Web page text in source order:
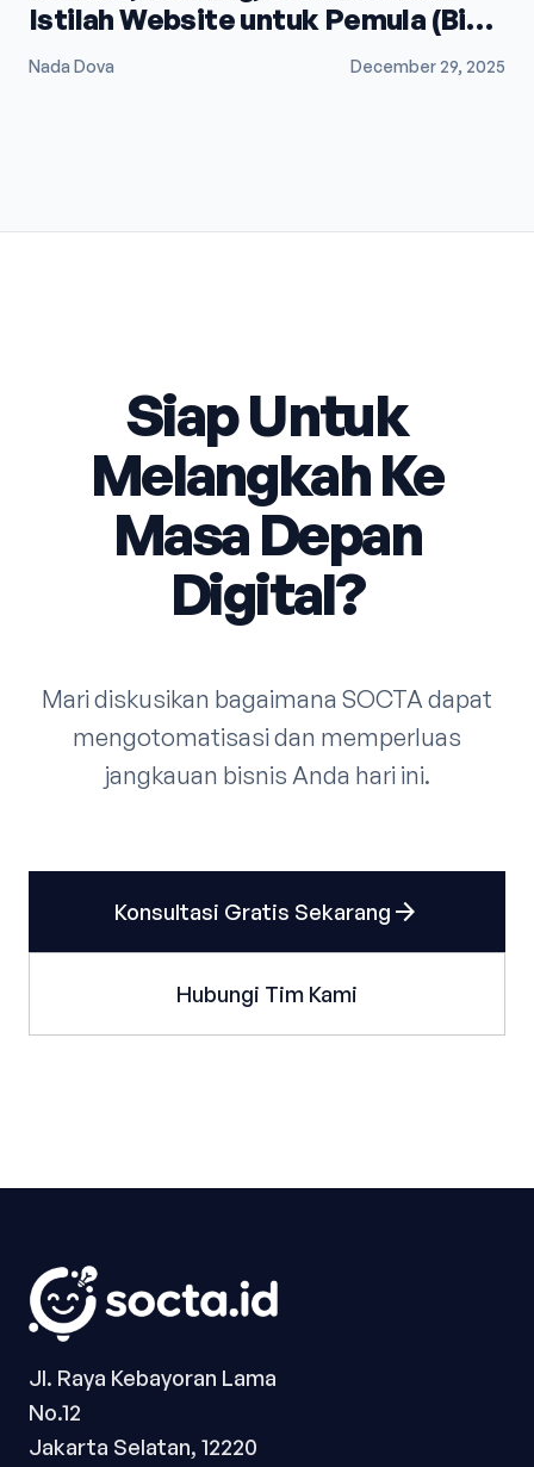
Istilah Website untuk Pemula (Biar
Gak Bingung)
Nada Dova December 29, 2025
Siap Untuk
Melangkah Ke
Masa Depan
Digital?
Mari diskusikan bagaimana SOCTA dapat
mengotomatisasi dan memperluas
jangkauan bisnis Anda hari ini.
Konsultasi Gratis Sekarang arrow_forward
Hubungi Tim Kami
Jl. Raya Kebayoran Lama
No.12
Jakarta Selatan, 12220